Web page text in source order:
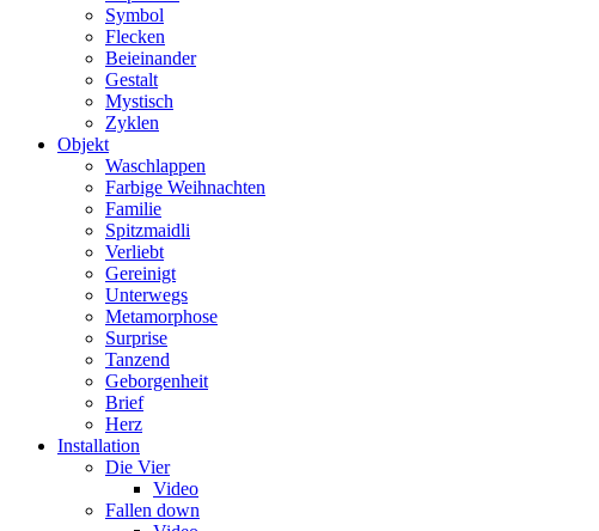
Symbol
Flecken
Beieinander
Gestalt
Mystisch
Zyklen
Objekt
Waschlappen
Farbige Weihnachten
Familie
Spitzmaidli
Verliebt
Gereinigt
Unterwegs
Metamorphose
Surprise
Tanzend
Geborgenheit
Brief
Herz
Installation
Die Vier
Video
Fallen down